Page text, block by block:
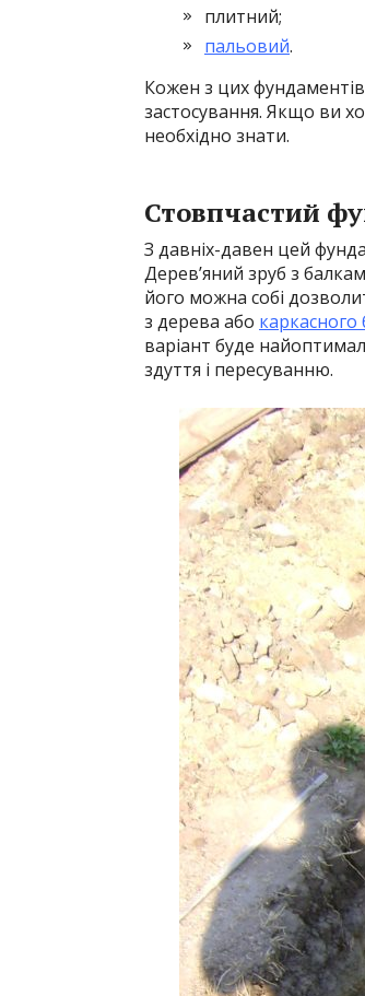
плитний;
пальовий.
Кожен з цих фундаментів
застосування. Якщо ви
необхідно знати.
Стовпчастий
З давніх-давен цей
Дерев’яний зруб з
його можна собі
з дерева або каркасного
варіант буде
здуття і пересуванню.